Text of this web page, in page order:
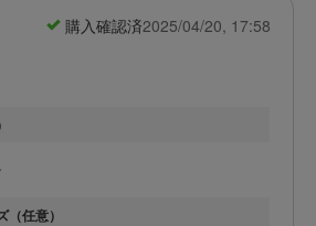
購入確認済2025/04/20, 17:58
任意）